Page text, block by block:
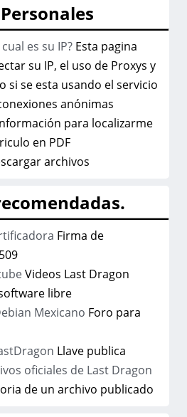
es su IP?Esta pagina
su IP, el uso de Proxys y
si se esta usando el servicio
anónimas
para localizarme
en PDF
archivos
Firma de
Videos Last Dragon
libre
Mexicano Foro para
Llave publica
oficiales de Last Dragon
de un archivo publicado